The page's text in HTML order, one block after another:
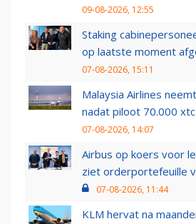
09-08-2026, 12:55
Staking
op laatste moment
07-08-2026, 15:11
Malaysia Airlines
nadat piloot 70.000
07-08-2026, 14:07
Airbus op koers voor
ziet orderportefeuille
07-08-2026, 11:44
KLM hervat na